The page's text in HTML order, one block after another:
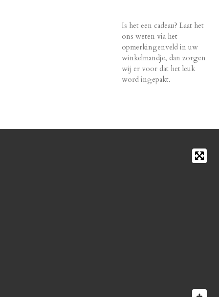
Is het een cadeau? Laat het
ons weten via het
opmerkingenveld in uw
winkelmandje, dan zorgen
wij er voor dat het leuk
word ingepakt.